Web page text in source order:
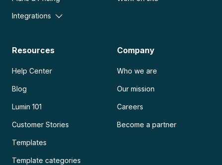
Integrations
Resources
Help Center
Blog
Lumin 101
Customer Stories
Templates
Template categories
Company
Who we are
Our mission
Careers
Become a partner